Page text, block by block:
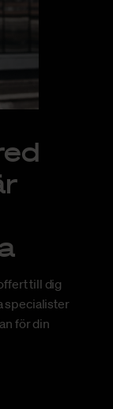
till dig
specialister
för din